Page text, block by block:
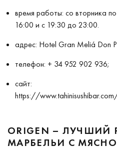
время работы: со вторника
16:00 и с 19:30 до 23:00.
адрес: Hotel Gran Meliá Don
телефон: + 34 952 902 936;
сайт:
https://
ORIGEN – ЛУЧШИЙ
МАРБЕЛЬИ С